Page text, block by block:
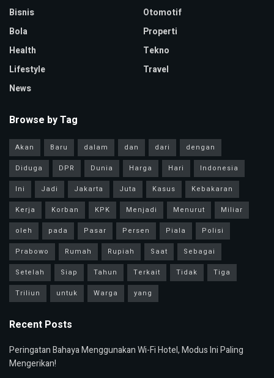
Bisnis
Bola
Health
Lifestyle
News
Otomotif
Properti
Tekno
Travel
Browse by Tag
Akan Baru dalam dan dari
dengan
Diduga
DPR Dunia Harga Hari
Indonesia
Ini
Jadi Jakarta Juta Kasus
Kebakaran
Kerja
Korban KPK Menjadi Menurut
Miliar
oleh
pada Pasar Persen Piala
Polisi
Prabowo
Rumah Rupiah Saat
Sebagai
Setelah
Siap Tahun Terkait Tidak
Tiga
Triliun
untuk Warga yang
Recent Posts
Peringatan Bahaya Menggunakan Wi-Fi Hotel, Modus Ini Paling
Mengerikan!